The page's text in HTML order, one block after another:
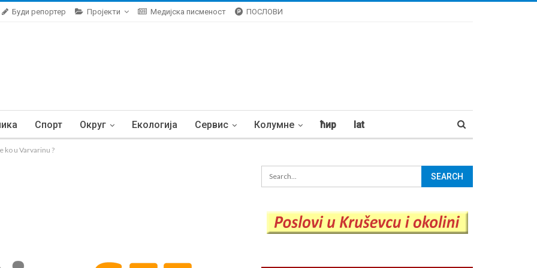
Буди репортер Пројекти Медијска писменост ПОСЛОВИ
Спорт Округ Екологија Сервис Колумне ћир lat
ko u Varvarinu ?